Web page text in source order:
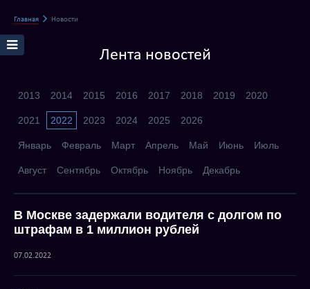
Главная Новости
Лента новостей
2013 2014 2015 2016 2017 2018 2019 2020
2021 2022 2023 2024 2025 2026
Январь Февраль Март Апрель Май Июнь Июль
Август Сентябрь Октябрь Ноябрь Декабрь
В Москве задержали водителя с долгом по
штрафам в 1 миллион рублей
07.02.2022